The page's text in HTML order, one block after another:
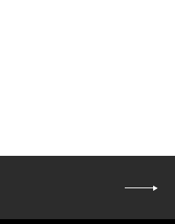
お問い